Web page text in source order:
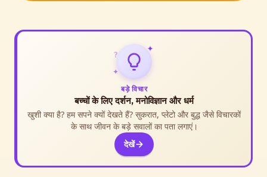
✦
✦
?
बड़े विचार
बच्चों के लिए दर्शन, मनोविज्ञान और धर्म
खुशी क्या है? हम सपने क्यों देखते हैं? सुकरात, प्लेटो और बुद्ध जैसे विचारकों
के साथ जीवन के बड़े सवालों का पता लगाएं।
देखें